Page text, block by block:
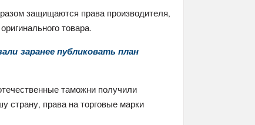
защищаются права производителя,
товара.
заранее публиковать план
таможни получили
страну, права на торговые марки